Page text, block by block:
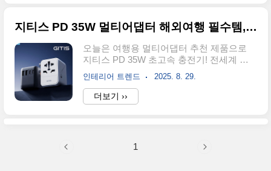
동시 공개) 혹은 12월이 가장 유력합니다.
산 준비에 들어간 것으로 파악됩니다.핵심
포인트: 2026년 아이폰 출시 라인업 중 '울트
라' 상위 모델로 배치될 가능성 농후.2. 아이
폰 폴더블 디자인 및 힌지 기술가장 큰 차별
점은 아이폰 폴더블 힌지와 두께입니다. 애
지티스 PD 35W 멀티어댑터 해외여행 필수템, 초고속 충전 여행 어댑터 추천
오늘은 여행용 멀티어댑터 추천 제품으로
지티스 PD 35W 초고속 충전기! 전세계 사
용 가능하고, 멀티 포트 지원으로 다양한 기
기를 동시에 충전할 수 있는 해외여행 필수
템으로 강추드립니다! 해외여행을 준비하면
서 가장 많이 놓치기 쉬운 아이템 중 하나가
죠. 그래서 이번 여행을 앞두고 저는 지티스
인테리어 트렌드 2025. 8. 29.
더보기 ››
1